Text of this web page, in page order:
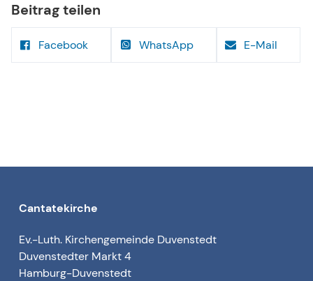
Beitrag teilen
Facebook WhatsApp E-Mail
Cantatekirche
Ev.-Luth. Kirchengemeinde Duvenstedt
Duvenstedter Markt 4
Hamburg-Duvenstedt